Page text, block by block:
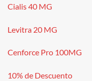
Cialis 40 MG
Levitra 20 MG
Cenforce Pro 100MG
10% de Descuento